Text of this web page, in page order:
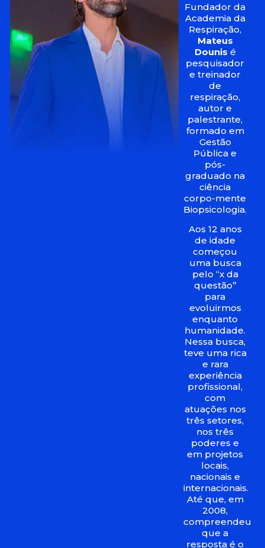
Fundador da
Academia da
Respiração,
Mateus
Dounis é
pesquisador
e treinador
de
respiração,
autor e
palestrante,
formado em
Gestão
Pública e
pós-
graduado na
ciência
corpo-mente
Biopsicologia.
Aos 12 anos
de idade
começou
uma busca
pelo “x da
questão”
para
evoluirmos
enquanto
humanidade.
Nessa busca,
teve uma rica
e rara
experiência
profissional,
com
atuações nos
três setores,
nos três
poderes e
em projetos
locais,
nacionais e
internacionais.
Até que, em
2008,
compreendeu
que a
resposta é o